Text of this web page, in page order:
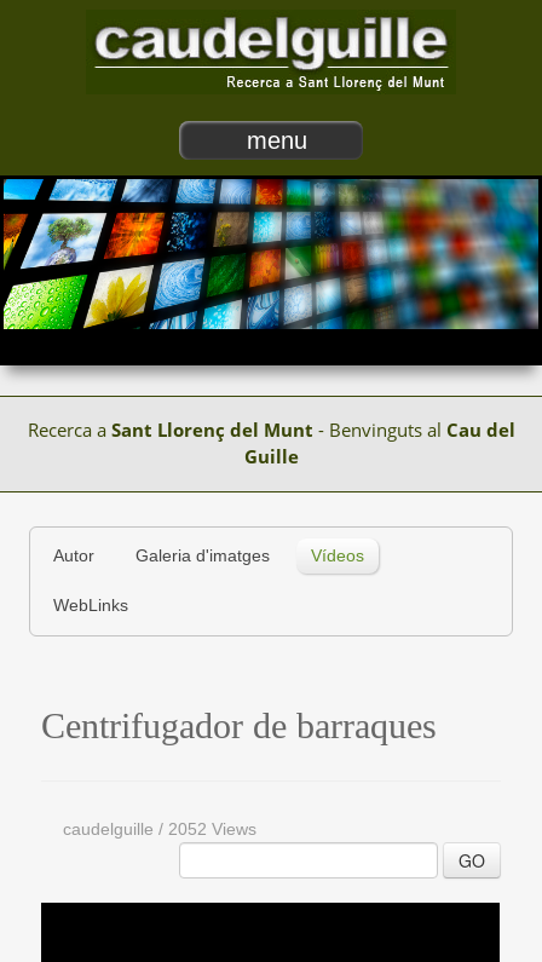
menu
Recerca a Sant Llorenç del Munt - Benvinguts al Cau del
Guille
Autor Galeria d'imatges Vídeos
WebLinks
Centrifugador de barraques
caudelguille /2052 Views
GO